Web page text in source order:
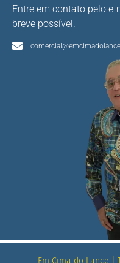
Entre em contato pelo
breve possível.
Em Cima do Lance |